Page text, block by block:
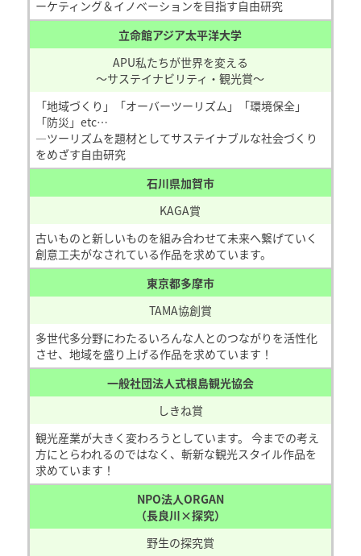
ーケティング＆イノベーションを目指す自由研究
立命館アジア太平洋大学
APU私たちが世界を変える
～サステイナビリティ・観光賞～
「地域づくり」「オーバーツーリズム」「環境保全」
「防災」etc…
―ツーリズムを題材としてサステイナブルな社会づくり
をめざす自由研究
石川県加賀市
KAGA賞
古いものと新しいものを組み合わせて未来へ繋げていく
創意工夫がなされている作品を求めています。
東京都多摩市
TAMA協創賞
多世代多分野にわたるいろんな人とのつながりを活性化
させ、地域を盛り上げる作品を求めています！
一般社団法人式根島観光協会
しきね賞
観光産業が大きく変わろうとしています。 今までの考え
方にとらわれるのではなく、斬新な観光スタイル作品を
求めています！
NPO法人ORGAN
（長良川×探究）
野生の探究賞